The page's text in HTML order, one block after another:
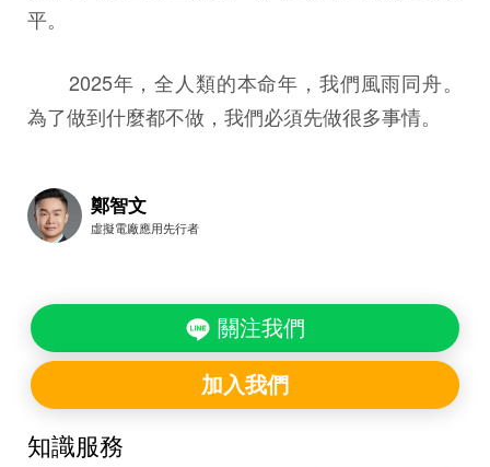
平。
2025年，全人類的本命年，我們風雨同舟。
為了做到什麼都不做，我們必須先做很多事情。
鄭智文
虛擬電廠應用先行者
關注我們
加入我們
知識服務